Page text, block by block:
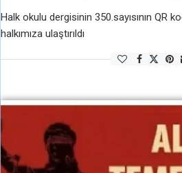
Halk okulu dergisinin 350.sayısının QR
halkımıza ulaştırıldı